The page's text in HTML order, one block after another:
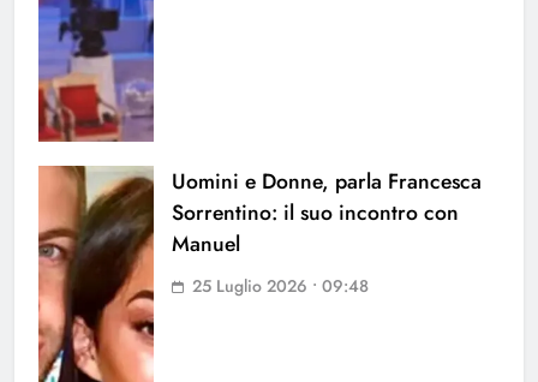
Uomini e Donne, parla Francesca
Sorrentino: il suo incontro con
Manuel
25 Luglio 2026 • 09:48